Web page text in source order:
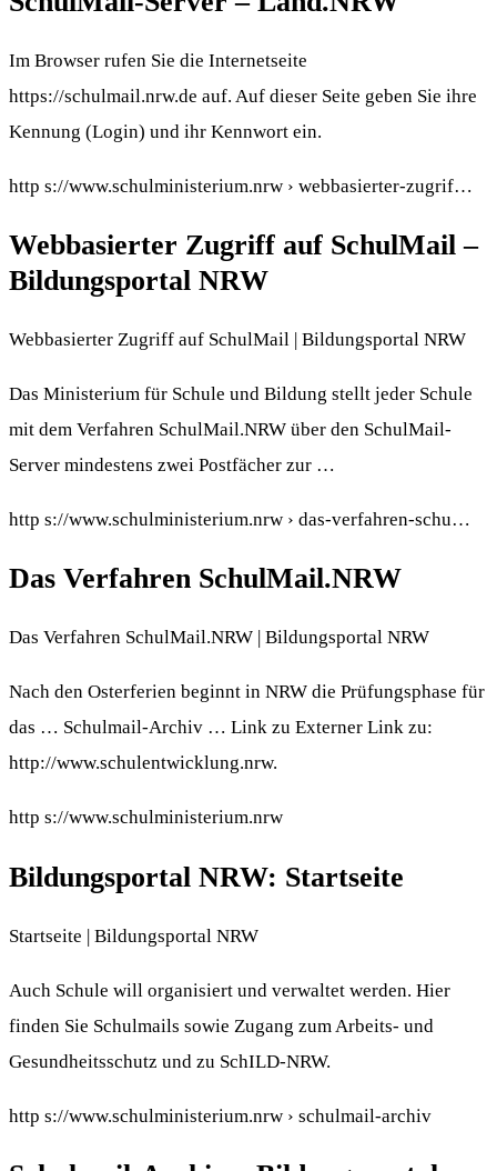
Im Browser rufen Sie die Internetseite
https://schulmail.nrw.de auf. Auf dieser Seite geben Sie ihre
Kennung (Login) und ihr Kennwort ein.
http s://www.schulministerium.nrw › webbasierter-zugrif…
Webbasierter Zugriff auf SchulMail –
Bildungsportal NRW
Webbasierter Zugriff auf SchulMail | Bildungsportal NRW
Das Ministerium für Schule und Bildung stellt jeder Schule
mit dem Verfahren SchulMail.NRW über den SchulMail-
Server mindestens zwei Postfächer zur …
http s://www.schulministerium.nrw › das-verfahren-schu…
Das Verfahren SchulMail.NRW
Das Verfahren SchulMail.NRW | Bildungsportal NRW
Nach den Osterferien beginnt in NRW die Prüfungsphase für
das … Schulmail-​Archiv … Link zu Externer Link zu:
http://www.schulentwicklung.nrw.
http s://www.schulministerium.nrw
Bildungsportal NRW: Startseite
Startseite | Bildungsportal NRW
Auch Schule will organisiert und verwaltet werden. Hier
finden Sie Schulmails sowie Zugang zum Arbeits-​ und
Gesundheitsschutz und zu SchILD-​NRW.
http s://www.schulministerium.nrw › schulmail-archiv